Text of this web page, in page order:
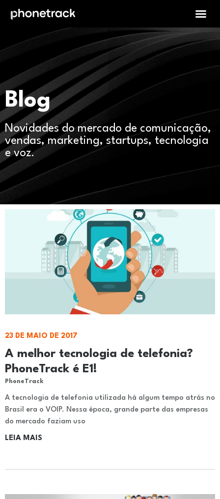
Blog
Novidades do mercado de comunicação,
vendas, marketing, startups, tecnologia
e voz.
A melhor tecnologia de telefonia?
PhoneTrack é E1!
PhoneTrack
23 DE MAIO DE 2017
A tecnologia de telefonia utilizada há algum tempo atrás no
Brasil era o VOIP. Nessa época, grande parte das empresas
do mercado faziam uso
LEIA MAIS